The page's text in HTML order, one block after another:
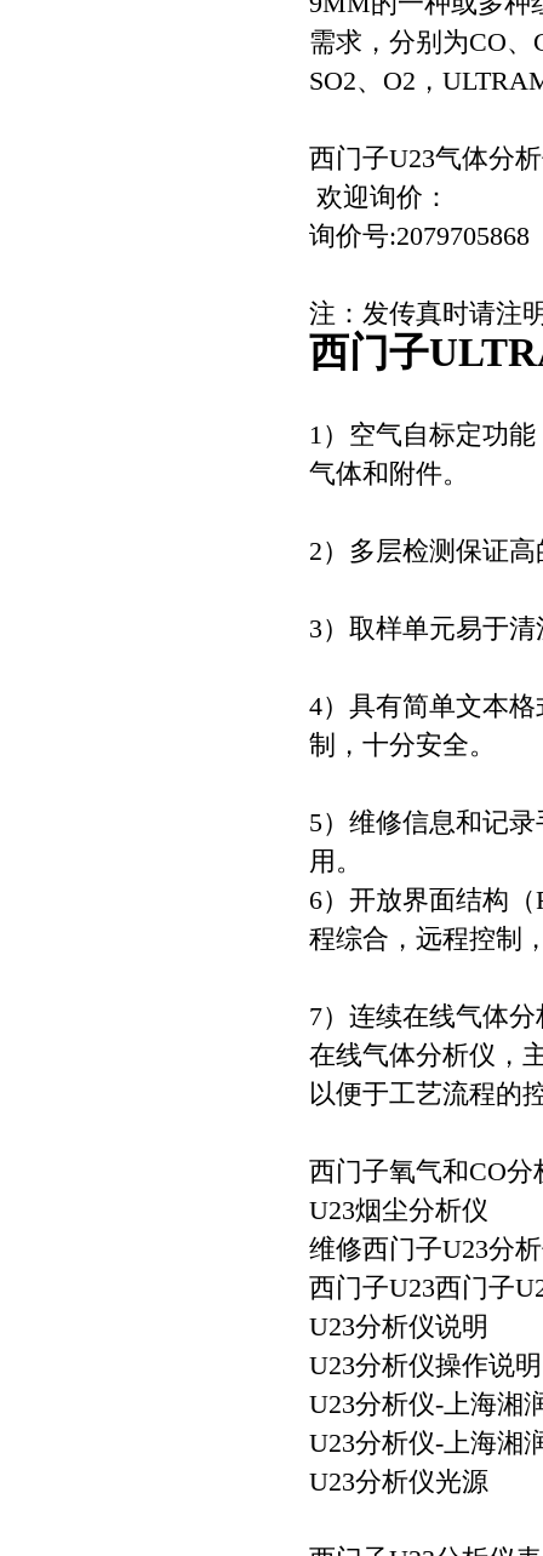
需求，分别为CO
SO2、O2，
西门子U23气体分
欢迎询价：
询价号:2079705868
注：发传真时请注
西门子
1）空气自标定功
气体和附件。
2）多层检测保证
3）取样单元易于
4）具有简单文本
制，十分安全。
5）维修信息和记
用。
6）开放界面结构（
程综合，远程控制
7）连续在线气体分
在线气体分析仪，
以便于工艺流程的
西门子氧气和CO
U23烟尘分析仪
维修西门子U23分
西门子U23西门子
U23分析仪说明
U23分析仪操作说明
U23分析仪-上海湘
U23分析仪-上海湘
U23分析仪光源